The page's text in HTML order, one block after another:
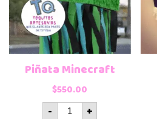
Piñata Minecraft
$550.00
- +